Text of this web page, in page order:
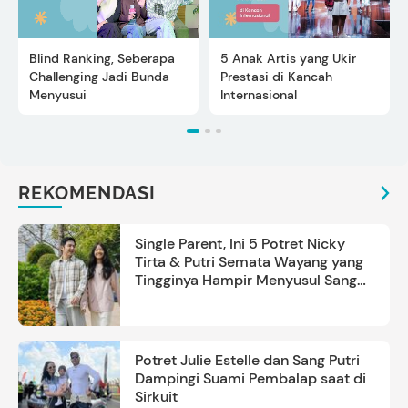
Blind Ranking, Seberapa
Challenging Jadi Bunda
Menyusui
5 Anak Artis yang Ukir
Prestasi di Kancah
Internasional
REKOMENDASI
Single Parent, Ini 5 Potret Nicky
Tirta & Putri Semata Wayang yang
Tingginya Hampir Menyusul Sang
Potret Julie Estelle dan Sang Putri
Dampingi Suami Pembalap saat di
Sirkuit